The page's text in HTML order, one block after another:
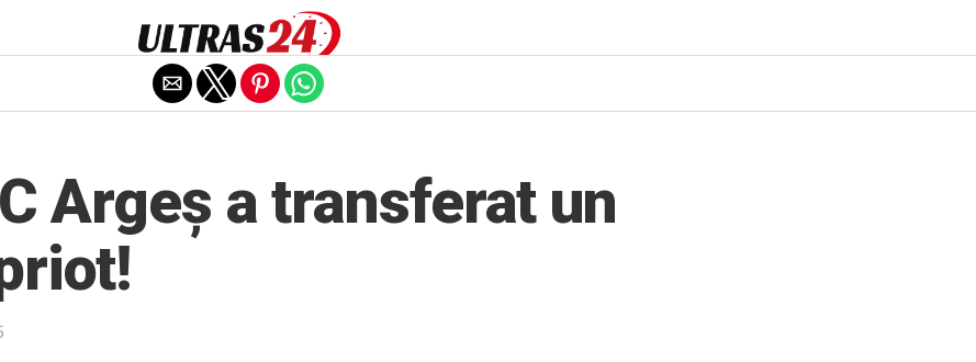
Argeș a transferat un
Exit mobile version